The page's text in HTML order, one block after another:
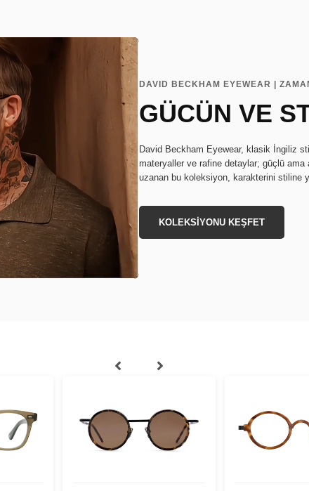
DAVID BECKHAM EYEWEAR |
GÜCÜN VE
David Beckham Eyewear, klasik İngiliz
materyaller ve rafine detaylar; güçlü ama
uzanan bu koleksiyon, karakterini stiline
KOLEKSİYONU KEŞFET